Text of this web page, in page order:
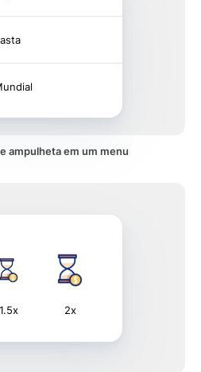
ampulheta em um menu
1.5x 2x